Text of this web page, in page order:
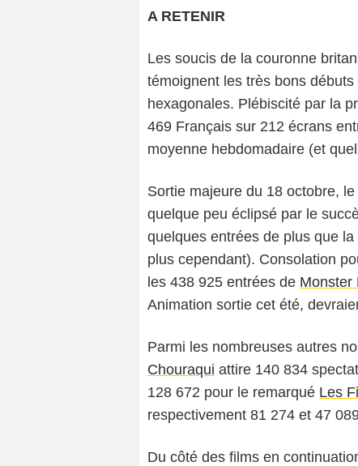
A RETENIR
Les soucis de la couronne
témoignent les très bons
hexagonales. Plébiscité par la
469 Français sur 212 écrans
moyenne hebdomadaire (et
Sortie majeure du 18 octobre,
quelque peu éclipsé par le
quelques entrées de plus que
plus cependant). Consolation
les 438 925 entrées de Monster
Animation sortie cet été,
Parmi les nombreuses autres
Chouraqui attire 140 834
128 672 pour le remarqué Les
respectivement 81 274 et 47
Du côté des films en